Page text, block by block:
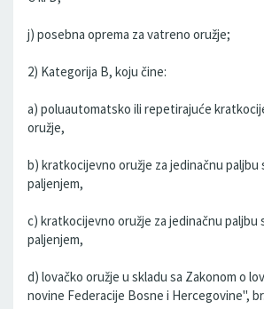
j) posebna oprema za vatreno oružje;
2) Kategorija B, koju čine:
a) poluautomatsko ili repetirajuće
oružje,
b) kratkocijevno oružje za jedinačnu paljbu
paljenjem,
c) kratkocijevno oružje za jedinačnu paljbu
paljenjem,
d) lovačko oružje u skladu sa Zakonom o
novine Federacije Bosne i Hercegovine",